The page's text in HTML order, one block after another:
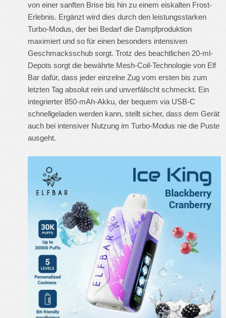
von einer sanften Brise bis hin zu einem eiskalten Frost-
Erlebnis. Ergänzt wird dies durch den leistungsstarken
Turbo-Modus, der bei Bedarf die Dampfproduktion
maximiert und so für einen besonders intensiven
Geschmacksschub sorgt. Trotz des beachtlichen 20-ml-
Depots sorgt die bewährte Mesh-Coil-Technologie von Elf
Bar dafür, dass jeder einzelne Zug vom ersten bis zum
letzten Tag absolut rein und unverfälscht schmeckt. Ein
integrierter 850-mAh-Akku, der bequem via USB-C
schnellgeladen werden kann, stellt sicher, dass dem Gerät
auch bei intensiver Nutzung im Turbo-Modus nie die Puste
ausgeht.